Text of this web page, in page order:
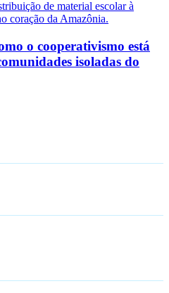
o cooperativismo está
isoladas do